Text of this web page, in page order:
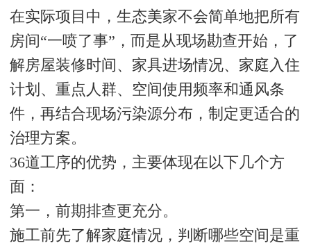
在实际项目中，生态美家不会简单地把所有
房间“一喷了事”，而是从现场勘查开始，了
解房屋装修时间、家具进场情况、家庭入住
计划、重点人群、空间使用频率和通风条
件，再结合现场污染源分布，制定更适合的
治理方案。
36道工序的优势，主要体现在以下几个方
面：
第一，前期排查更充分。
施工前先了解家庭情况，判断哪些空间是重